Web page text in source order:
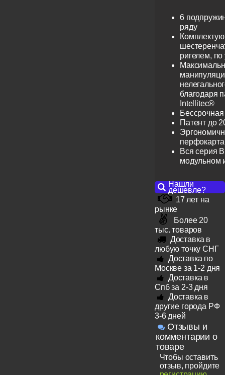
6
ряду
ригелем,
благодаря
Intellitec®
Патент до
перфокарта
Вся серия
модульном
Нашли
дешевле?
17 лет на
рынке
Более 20
тыс. товаров
Доставка в
любую точку СНГ
Доставка по
Москве за 1-2 дня
Доставка в
Спб за 2-3 дня
Доставка в
другие города РФ
3-6 дней
Отзывы и
комментарии о
товаре
Чтобы оставить
отзыв, пройдите